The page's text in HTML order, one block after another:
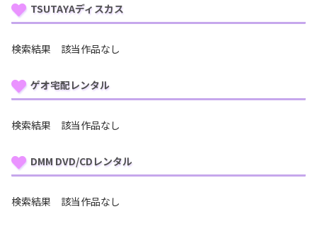
TSUTAYAディスカス
検索結果 該当作品なし
ゲオ宅配レンタル
検索結果 該当作品なし
DMM DVD/CDレンタル
検索結果 該当作品なし